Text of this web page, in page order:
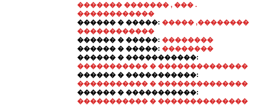
������� ������� , ��� .
������������
������ � �����: ����� ,��������
������������
������ � �����: ��������
������ � �����: ��������
������ � �����������:
����������� � ��������������
������ � �����������:
����������� � ��������������
������ � �����������:
����������� � ��������������